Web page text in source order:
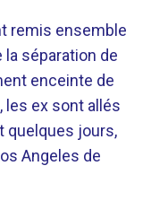
remis ensemble
séparation de
enceinte de
les ex sont allés
quelques jours,
Angeles de